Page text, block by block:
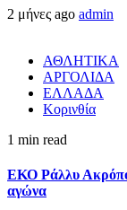
2 μήνες ago admin
ΑΘΛΗΤΙΚΑ
ΑΡΓΟΛΙΔΑ
ΕΛΛΑΔΑ
Κορινθία
1 min read
ΕΚΟ Ράλλυ
αγώνα